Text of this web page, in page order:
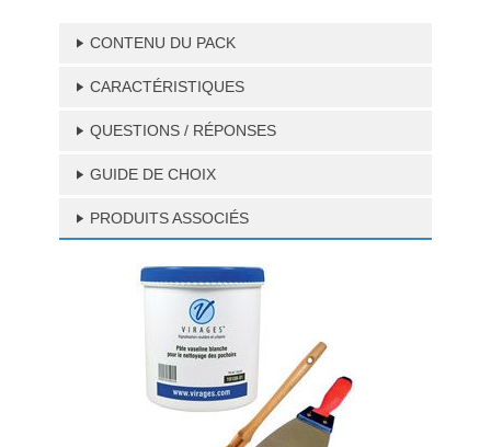
CONTENU DU PACK
CARACTÉRISTIQUES
QUESTIONS / RÉPONSES
GUIDE DE CHOIX
PRODUITS ASSOCIÉS